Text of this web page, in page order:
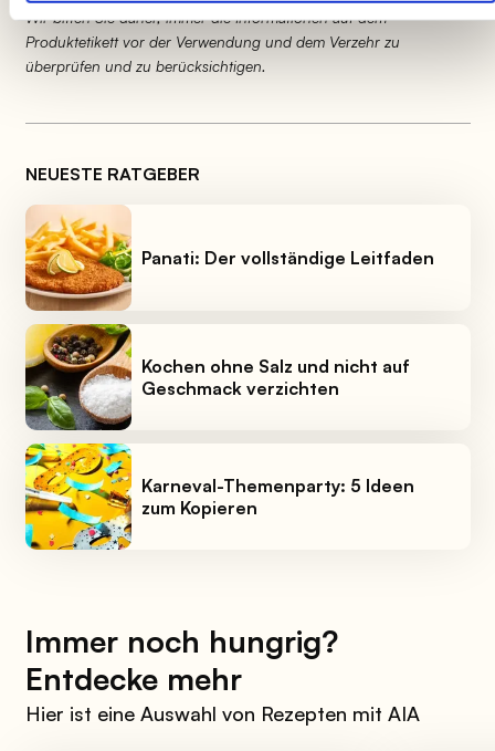
Wir bitten Sie daher, immer die Informationen auf dem
Produktetikett vor der Verwendung und dem Verzehr zu
überprüfen und zu berücksichtigen.
NEUESTE RATGEBER
Panati: Der vollständige Leitfaden
Kochen ohne Salz und nicht auf
Geschmack verzichten
Karneval-Themenparty: 5 Ideen
zum Kopieren
Immer noch hungrig?
Entdecke mehr
Hier ist eine Auswahl von Rezepten mit AIA